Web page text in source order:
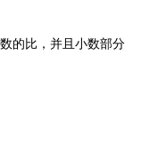
的比，并且小数部分